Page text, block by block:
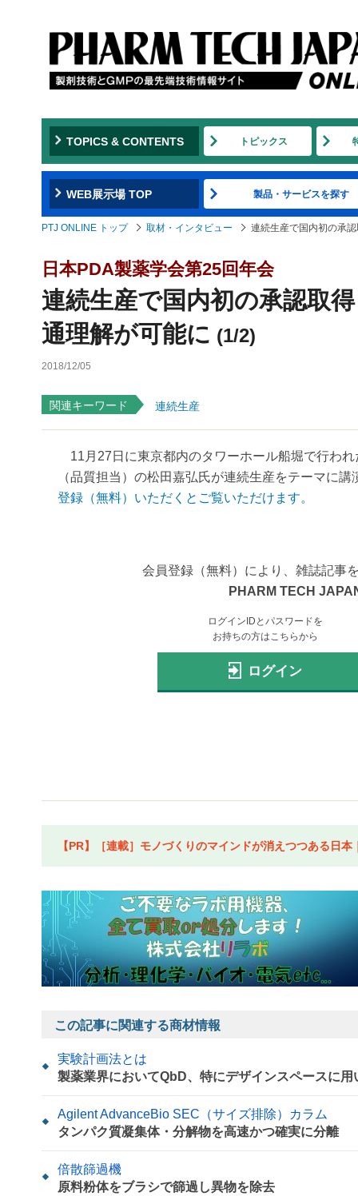
TOPICS & CONTENTS トピックス
WEB展示場 TOP 製品・サービスを探す
PTJ ONLINE トップ 取材・インタビュー 連続生産で国内初の承
日本PDA製薬学会第25回年会
連続生産で国内初の承認取
通理解が可能に (1/2)
2018/12/05
関連キーワード 連続生産
11月27日に東京都内のタワーホール船堀で行わ
（品質担当）の松田嘉弘氏が連続生産をテーマに
登録（無料）いただくとご覧いただけます。
会員登録（無料）により、雑誌記事
PHARM TECH
ログインIDとパスワードを
お持ちの方はこちらから
ログイン
【PR】［連載］モノづくりのマインドが消えつつある日
この記事に関連する商材情報
実験計画法とは
製薬業界においてQbD、特にデザインスペースに
Agilent AdvanceBio SEC（サイズ排除）カラム
タンパク質凝集体・分解物を高速かつ確実に分離
倍散篩過機
原料粉体をブラシで篩過し異物を除去